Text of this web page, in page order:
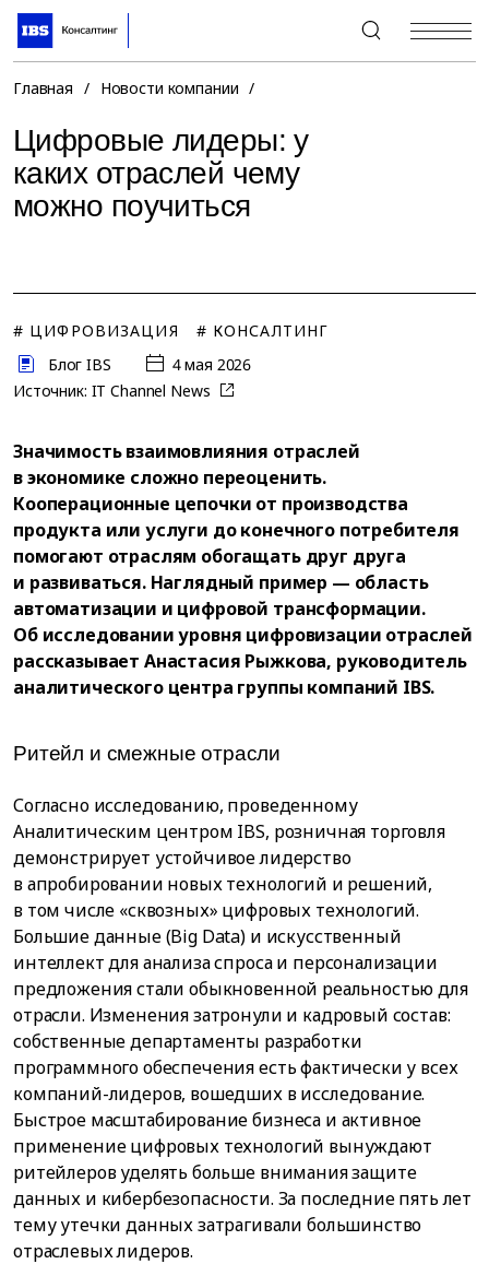
+7 (495) 967-80-80
Главная / Новости компании /
Цифровые лидеры: у
каких отраслей чему
можно поучиться
# ЦИФРОВИЗАЦИЯ
# КОНСАЛТИНГ
Блог IBS
4 мая 2026
Источник: IT Channel News
Значимость взаимовлияния отраслей
в экономике сложно переоценить.
Кооперационные цепочки от производства
продукта или услуги до конечного потребителя
помогают отраслям обогащать друг друга
и развиваться. Наглядный пример — область
автоматизации и цифровой трансформации.
Об исследовании уровня цифровизации отраслей
рассказывает Анастасия Рыжкова, руководитель
аналитического центра группы компаний IBS.
Ритейл и смежные отрасли
Согласно исследованию, проведенному
Аналитическим центром IBS, розничная торговля
демонстрирует устойчивое лидерство
в апробировании новых технологий и решений,
в том числе «сквозных» цифровых технологий.
Большие данные (Big Data) и искусственный
интеллект для анализа спроса и персонализации
предложения стали обыкновенной реальностью для
отрасли. Изменения затронули и кадровый состав:
собственные департаменты разработки
программного обеспечения есть фактически у всех
компаний-лидеров, вошедших в исследование.
Быстрое масштабирование бизнеса и активное
применение цифровых технологий вынуждают
ритейлеров уделять больше внимания защите
данных и кибербезопасности. За последние пять лет
тему утечки данных затрагивали большинство
отраслевых лидеров.